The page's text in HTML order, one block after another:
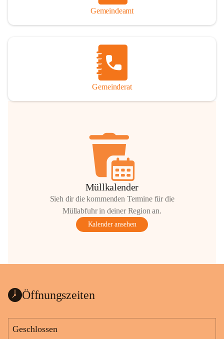
Gemeindeamt
Gemeinderat
Müllkalender
Sieh dir die kommenden Termine für die
Müllabfuhr in deiner Region an.
Kalender ansehen
Öffnungszeiten
Geschlossen